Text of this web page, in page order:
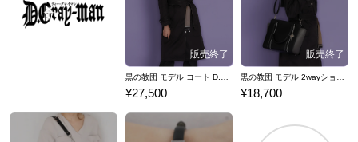
黒の教団 モデル コート D.Gray-man
¥27,500
黒の教団 モデル 2wayショルダーバッグ D.Gray-man
¥18,700